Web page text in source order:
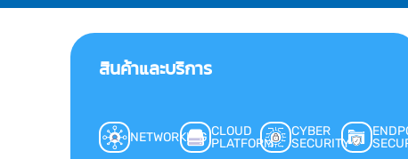
สินค้าและบริการ
NETWORKING CLOUD
PLATFORM
CYBER
SECURITY